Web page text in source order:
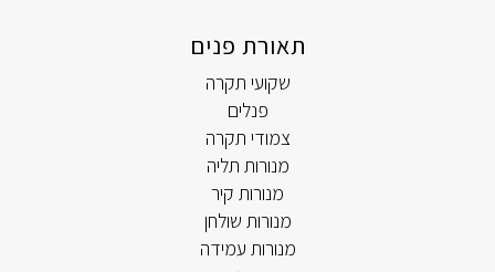
תאורת פנים
שקועי תקרה
פנלים
צמודי תקרה
מנורות תליה
מנורות קיר
מנורות שולחן
מנורות עמידה